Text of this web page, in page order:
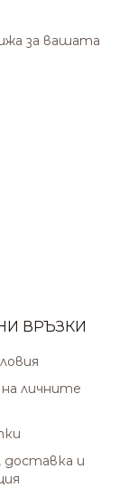
за вашата
ВРЪЗКИ
личните
доставка и